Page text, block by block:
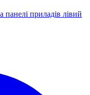
панелі приладів лівий